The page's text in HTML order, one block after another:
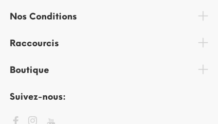
Nos Conditions
Raccourcis
Boutique
Suivez-nous: